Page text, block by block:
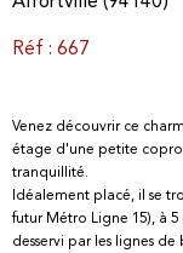
Réf : 667
Venez découvrir ce
étage d'une petite
tranquillité.
Idéalement placé, il se
futur Métro Ligne 15), à
desservi par les lignes